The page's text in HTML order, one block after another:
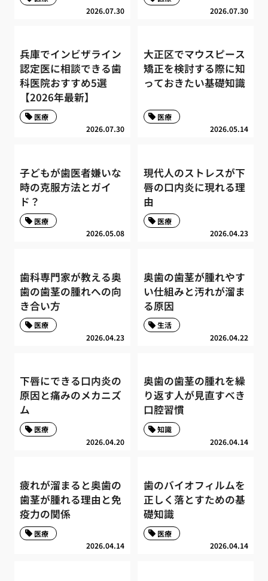
2026.07.30 2026.07.30
兵庫でインビザライン
認定医に相談できる歯
科医院おすすめ5選
【2026年最新】
2026.07.30
医療
大正区でマウスピース
矯正を検討する際に知
っておきたい基礎知識
2026.05.14
医療
子どもが歯医者嫌いな
時の克服方法とガイ
ド？
2026.05.08
医療
現代人のストレスが下
唇の口内炎に現れる理
由
2026.04.23
医療
歯科専門家が教える奥
歯の歯茎の腫れへの向
き合い方
2026.04.23
医療
奥歯の歯茎が腫れやす
い仕組みと汚れが溜ま
る原因
2026.04.22
生活
下唇にできる口内炎の
原因と痛みのメカニズ
ム
2026.04.20
医療
奥歯の歯茎の腫れを繰
り返す人が見直すべき
口腔習慣
2026.04.14
知識
疲れが溜まると奥歯の
歯茎が腫れる理由と免
疫力の関係
2026.04.14
医療
歯のバイオフィルムを
正しく落とすための基
礎知識
2026.04.14
医療